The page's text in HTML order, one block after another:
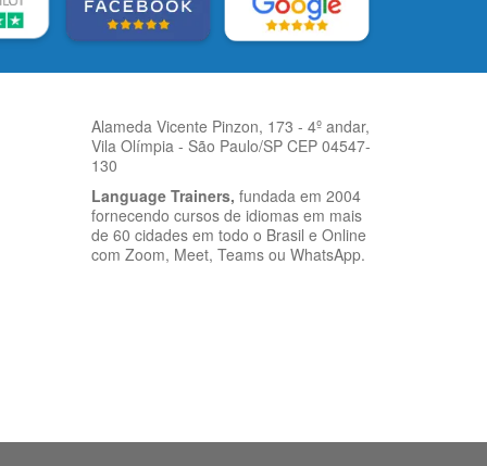
Alameda Vicente Pinzon, 173 - 4º andar,
Vila Olímpia - São Paulo/SP CEP 04547-
130
Language Trainers, fundada em 2004
fornecendo cursos de idiomas em mais
de 60 cidades em todo o Brasil e Online
com Zoom, Meet, Teams ou WhatsApp.